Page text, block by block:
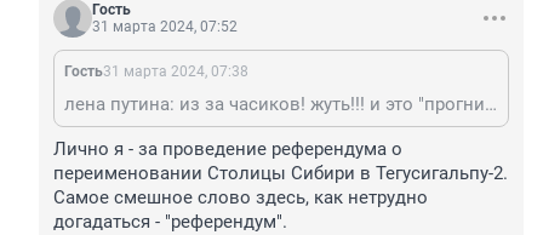
Гость
31 марта 2024, 07:52
Гость31 марта 2024, 07:38
лена путина: из за часиков! жуть!!! и это "прогнившая" южная америка. я прямо не поняла, когда прочитала.
Лично я - за проведение референдума о
переименовании Столицы Сибири в Тегусигальпу-2.
Самое смешное слово здесь, как нетрудно
догадаться - "референдум".